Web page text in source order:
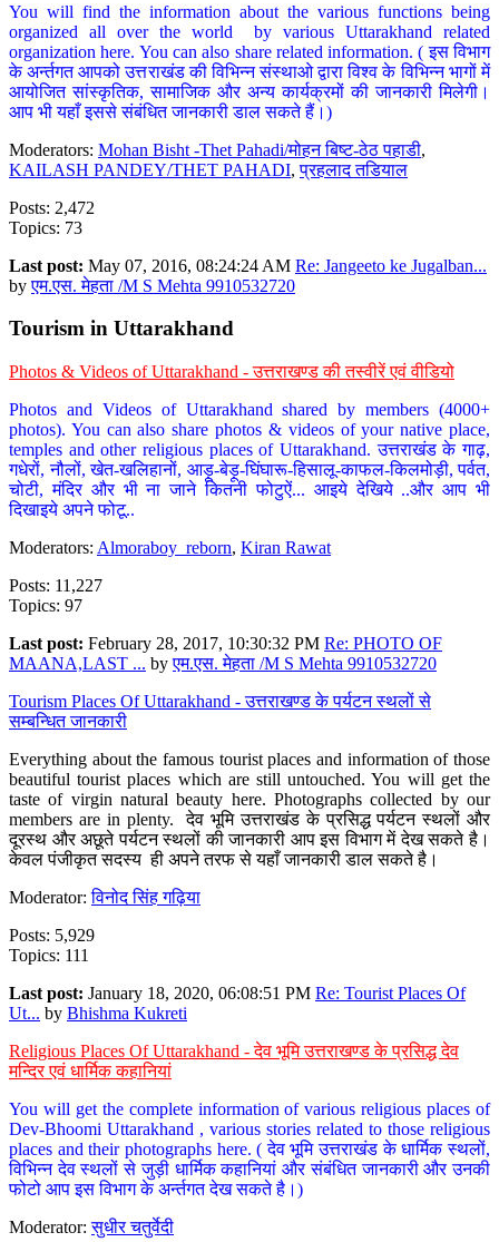
You will find the information about the various functions being
organized all over the world by various Uttarakhand related
organization here. You can also share related information. ( इस विभाग
के अर्न्तगत आपको उत्तराखंड की विभिन्न संस्थाओ द्वारा विश्व के विभिन्न भागों में
आयोजित सांस्कृतिक, सामाजिक और अन्य कार्यक्रमों की जानकारी मिलेगी।
आप भी यहाँ इससे संबंधित जानकारी डाल सकते हैं।)
Moderators: Mohan Bisht -Thet Pahadi/मोहन बिष्ट-ठेठ पहाडी,
KAILASH PANDEY/THET PAHADI,प्रहलाद तडियाल
Posts: 2,472
Topics: 73
Last post: May 07, 2016, 08:24:24 AM Re: Jangeeto ke Jugalban...
byएम.एस. मेहता /M S Mehta 9910532720
Tourism in Uttarakhand
Photos & Videos of Uttarakhand - उत्तराखण्ड की तस्वीरें एवं वीडियो
Photos and Videos of Uttarakhand shared by members (4000+
photos). You can also share photos & videos of your native place,
temples and other religious places of Uttarakhand. उत्तराखंड के गाढ़,
गधेरों, नौलों, खेत-खलिहानों, आड़ू-बेड़ू-घिंघारू-हिसालू-काफल-किलमोड़ी, पर्वत,
चोटी, मंदिर और भी ना जाने कितनी फोटुऐं... आइये देखिये ..और आप भी
दिखाइये अपने फोटू..
Moderators: Almoraboy_reborn, Kiran Rawat
Posts: 11,227
Topics: 97
Last post: February 28, 2017, 10:30:32 PM Re: PHOTO OF
MAANA,LAST ... byएम.एस. मेहता /M S Mehta 9910532720
Tourism Places Of Uttarakhand - उत्तराखण्ड के पर्यटन स्थलों से
सम्बन्धित जानकारी
Everything about the famous tourist places and information of those
beautiful tourist places which are still untouched. You will get the
taste of virgin natural beauty here. Photographs collected by our
members are in plenty. देव भूमि उत्तराखंड के प्रसिद्ध पर्यटन स्थलों और
दूरस्थ और अछूते पर्यटन स्थलों की जानकारी आप इस विभाग में देख सकते है।
केवल पंजीकृत सदस्य ही अपने तरफ से यहाँ जानकारी डाल सकते है।
Moderator:विनोद सिंह गढ़िया
Posts: 5,929
Topics: 111
Last post: January 18, 2020, 06:08:51 PM Re: Tourist Places Of
Ut... by Bhishma Kukreti
Religious Places Of Uttarakhand - देव भूमि उत्तराखण्ड के प्रसिद्ध देव
मन्दिर एवं धार्मिक कहानियां
You will get the complete information of various religious places of
Dev-Bhoomi Uttarakhand , various stories related to those religious
places and their photographs here. ( देव भूमि उत्तराखंड के धार्मिक स्थलों,
विभिन्न देव स्थलों से जुड़ी धार्मिक कहानियां और संबंधित जानकारी और उनकी
फोटो आप इस विभाग के अर्न्तगत देख सकते है।)
Moderator:सुधीर चतुर्वेदी